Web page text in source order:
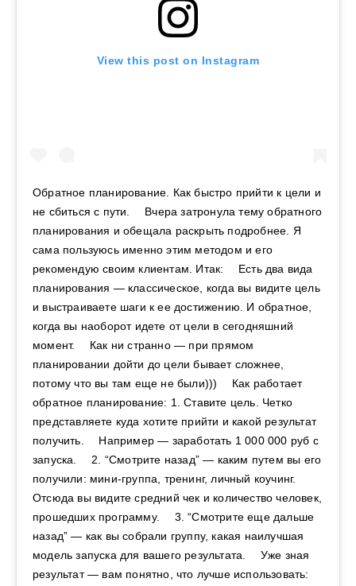
View this post on Instagram
Обратное планирование. Как быстро прийти к цели и
не сбиться с пути. ⠀ Вчера затронула тему обратного
планирования и обещала раскрыть подробнее. Я
сама пользуюсь именно этим методом и его
рекомендую своим клиентам. Итак: ⠀ Есть два вида
планирования — классическое, когда вы видите цель
и выстраиваете шаги к ее достижению. И обратное,
когда вы наоборот идете от цели в сегодняшний
момент. ⠀ Как ни странно — при прямом
планировании дойти до цели бывает сложнее,
потому что вы там еще не были))) ⠀ Как работает
обратное планирование: 1. Ставите цель. Четко
представляете куда хотите прийти и какой результат
получить. ⠀ Например — заработать 1 000 000 руб с
запуска. ⠀ 2. “Смотрите назад” — каким путем вы его
получили: мини-группа, тренинг, личный коучинг. ⠀
Отсюда вы видите средний чек и количество человек,
прошедших программу. ⠀ 3. “Смотрите еще дальше
назад” — как вы собрали группу, какая наилучшая
модель запуска для вашего результата. ⠀ Уже зная
результат — вам понятно, что лучше использовать: